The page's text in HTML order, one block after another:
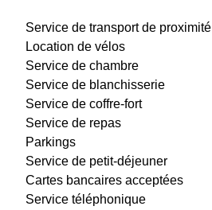
Service de transport de proximité
Location de vélos
Service de chambre
Service de blanchisserie
Service de coffre-fort
Service de repas
Parkings
Service de petit-déjeuner
Cartes bancaires acceptées
Service téléphonique